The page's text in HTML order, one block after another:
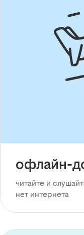
офлайн-
читайте и
нет интернета